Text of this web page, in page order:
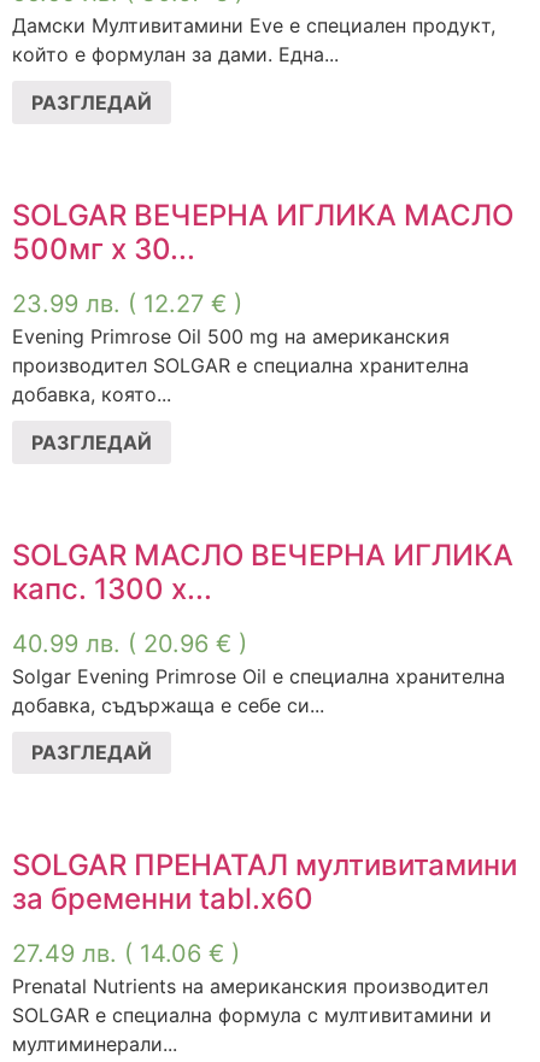
Дамски Мултивитамини Eve е специален продукт,
който е формулан за дами. Една...
РАЗГЛЕДАЙ
SOLGAR ВЕЧЕРНА ИГЛИКА МАСЛО
500мг х 30...
23.99 лв. ( 12.27 € )
Evening Primrose Oil 500 mg на американския
производител SOLGAR е специална хранителна
добавка, която...
РАЗГЛЕДАЙ
SOLGAR МАСЛО ВЕЧЕРНА ИГЛИКА
капс. 1300 х...
40.99 лв. ( 20.96 € )
Solgar Evening Primrose Oil е специална хранителна
добавка, съдържаща е себе си...
РАЗГЛЕДАЙ
SOLGAR ПРЕНАТАЛ мултивитамини
за бременни tabl.x60
27.49 лв. ( 14.06 € )
Prenatal Nutrients на американския производител
SOLGAR е специална формула с мултивитамини и
мултиминерали...